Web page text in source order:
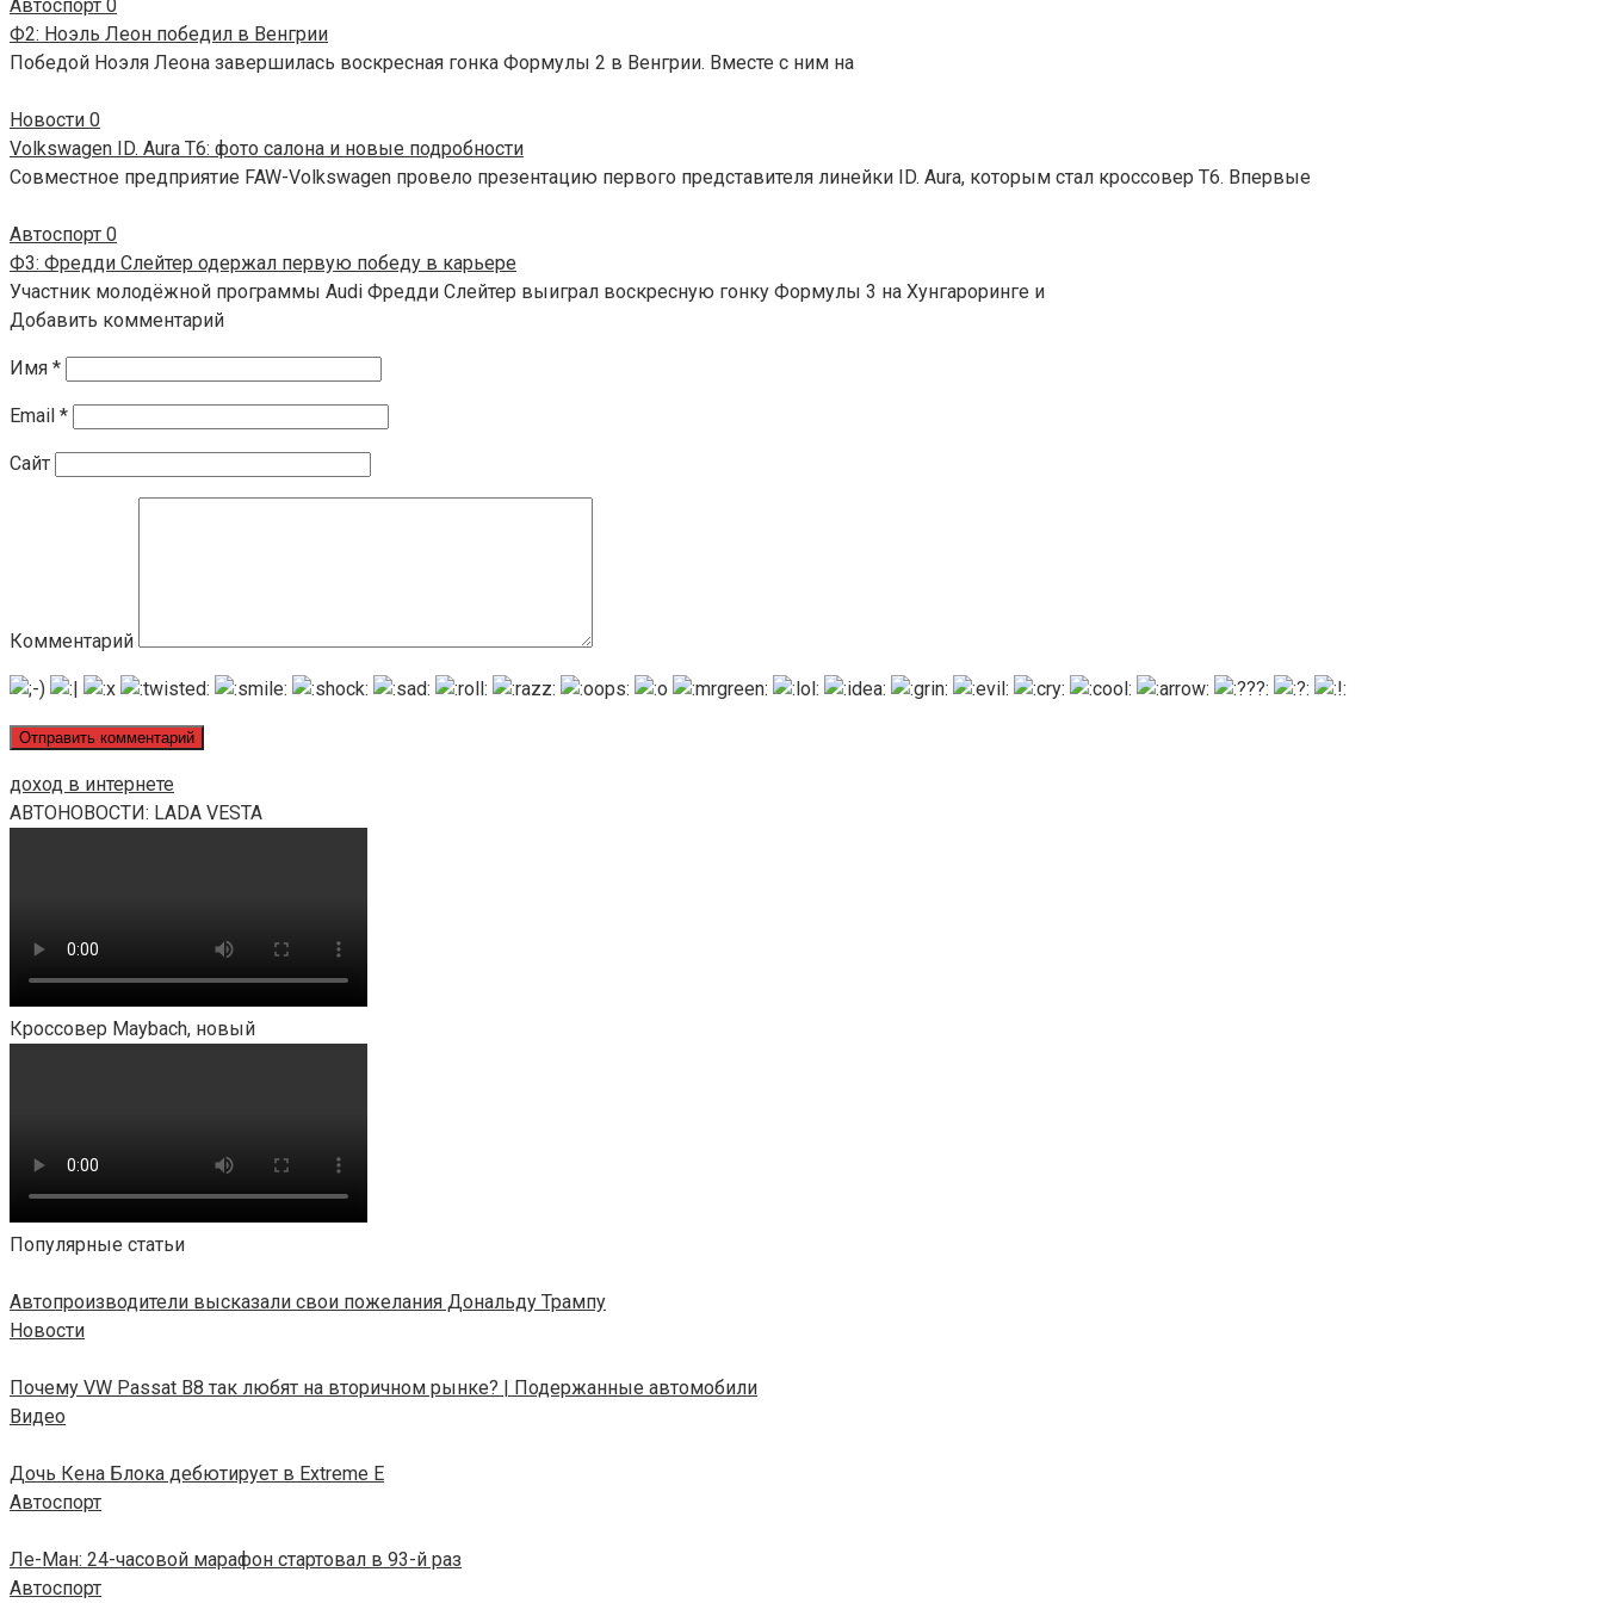
Автоспорт 0
Ф2: Ноэль Леон победил в Венгрии
Победой Ноэля Леона завершилась воскресная гонка Формулы 2 в Венгрии. Вместе с ним на
Новости 0
Volkswagen ID. Aura T6: фото салона и новые подробности
Совместное предприятие FAW-Volkswagen провело презентацию первого представителя линейки ID. Aura, которым стал кроссовер T6. Впервые
Автоспорт 0
Ф3: Фредди Слейтер одержал первую победу в карьере
Участник молодёжной программы Audi Фредди Слейтер выиграл воскресную гонку Формулы 3 на Хунгароринге и
Добавить комментарий
Имя *
Email *
Сайт
Комментарий
доход в интернете
АВТОНОВОСТИ: LADA VESTA
Кроссовер Maybach, новый
Популярные статьи
Автопроизводители высказали свои пожелания Дональду Трампу
Новости
Почему VW Passat B8 так любят на вторичном рынке? | Подержанные автомобили
Видео
Дочь Кена Блока дебютирует в Extreme E
Автоспорт
Ле-Ман: 24-часовой марафон стартовал в 93-й раз
Автоспорт